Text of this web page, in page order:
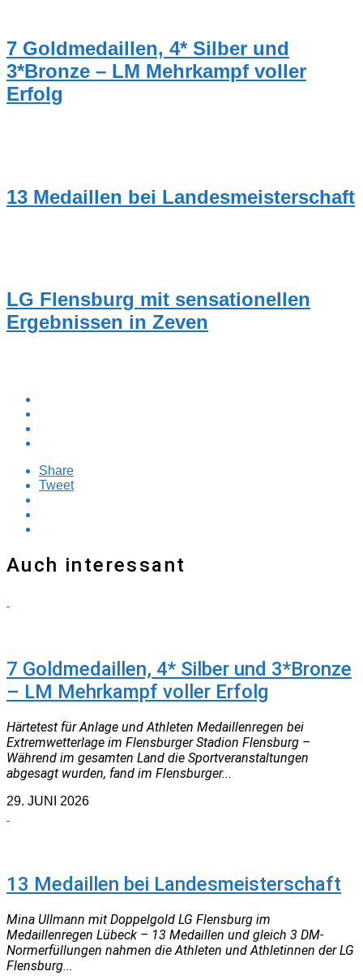
7 Goldmedaillen, 4* Silber und
3*Bronze – LM Mehrkampf voller
Erfolg
13 Medaillen bei Landesmeisterschaft
LG Flensburg mit sensationellen
Ergebnissen in Zeven
Share
Tweet
Auch interessant
7 Goldmedaillen, 4* Silber und 3*Bronze
– LM Mehrkampf voller Erfolg
Härtetest für Anlage und Athleten Medaillenregen bei
Extremwetterlage im Flensburger Stadion Flensburg –
Während im gesamten Land die Sportveranstaltungen
abgesagt wurden, fand im Flensburger...
29. JUNI 2026
13 Medaillen bei Landesmeisterschaft
Mina Ullmann mit Doppelgold LG Flensburg im
Medaillenregen Lübeck – 13 Medaillen und gleich 3 DM-
Normerfüllungen nahmen die Athleten und Athletinnen der LG
Flensburg...